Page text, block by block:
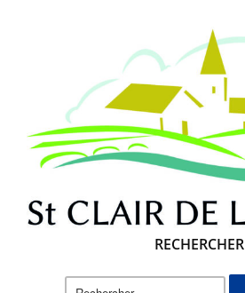
RECHERCHER
Rechercher :